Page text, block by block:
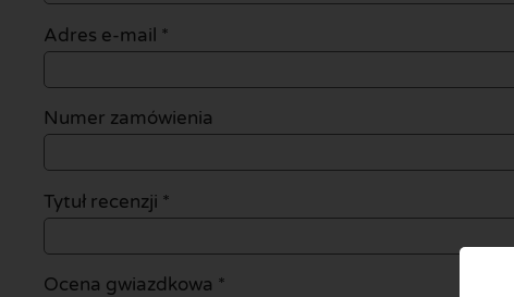
Adres e-mail *
Numer zamówienia
Tytuł recenzji *
Ocena gwiazdkowa *